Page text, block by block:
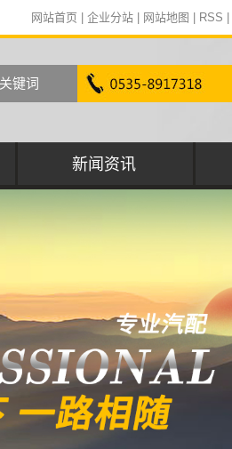
网站首页 企业分站 网站地图 RSS
新闻资讯